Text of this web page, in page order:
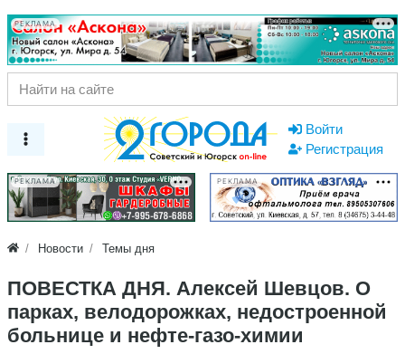
РЕКЛАМА
Войти
Регистрация
РЕКЛАМА РЕКЛАМА
Новости Темы дня
ПОВЕСТКА ДНЯ. Алексей Шевцов. О
парках, велодорожках, недостроенной
больнице и нефте-газо-химии